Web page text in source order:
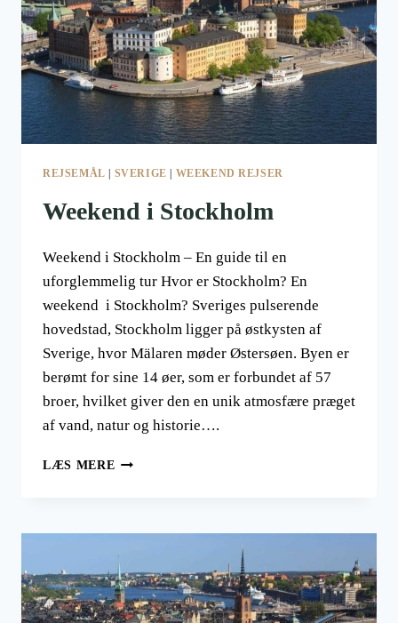
REJSEMÅL SVERIGE WEEKEND REJSER
Weekend i Stockholm
Weekend i Stockholm – En guide til en
uforglemmelig tur Hvor er Stockholm? En
weekend i Stockholm? Sveriges pulserende
hovedstad, Stockholm ligger på østkysten af
Sverige, hvor Mälaren møder Østersøen. Byen er
berømt for sine 14 øer, som er forbundet af 57
broer, hvilket giver den en unik atmosfære præget
af vand, natur og historie….
LÆS MERE WEEKEND